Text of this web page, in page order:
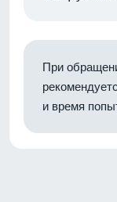
При
и время